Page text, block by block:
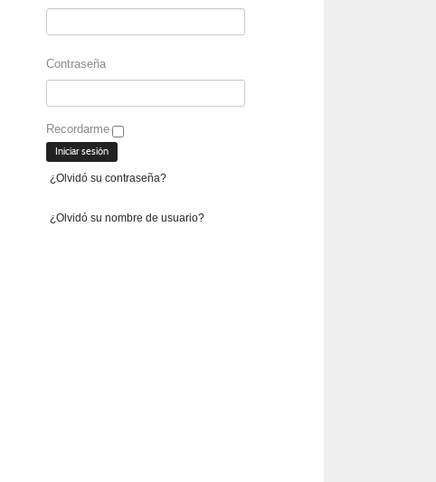
Contraseña
Recordarme
¿Olvidó su contraseña?
¿Olvidó su nombre de usuario?